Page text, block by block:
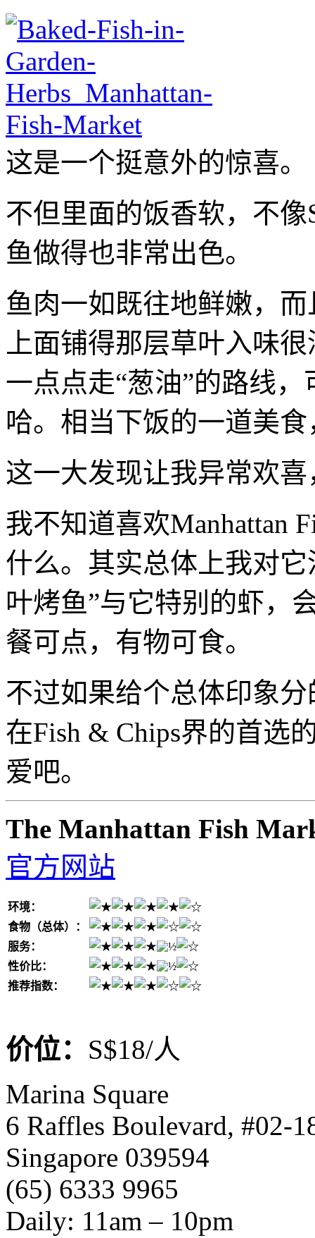
这是一个挺意外的惊喜。
不但里面的饭香软，不像
鱼做得也非常出色。
鱼肉一如既往地鲜嫩，
上面铺得那层草叶入味
一点点走“葱油”的路线
哈。相当下饭的一道美
这一大发现让我异常欢
我不知道喜欢Manhattan
什么。其实总体上我对
叶烤鱼”与它特别的虾，
餐可点，有物可食。
不过如果给个总体印象
在Fish & Chips界的首选
爱吧。
The Manhattan Fish
官方网站
环境：
食物（总体）：
服务：
性价比：
推荐指数：
价位： S$18/人
Marina Square
6 Raffles Boulevard, #02-
Singapore 039594
(65) 6333 9965
Daily: 11am – 10pm